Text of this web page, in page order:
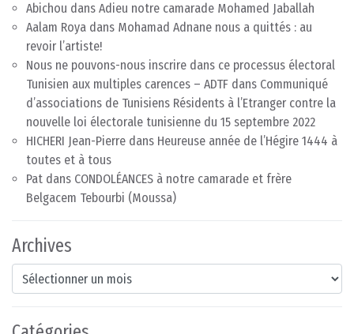
Abichou dans Adieu notre camarade Mohamed Jaballah
Aalam Roya dans Mohamad Adnane nous a quittés : au
revoir l’artiste!
Nous ne pouvons-nous inscrire dans ce processus électoral
Tunisien aux multiples carences – ADTF dans Communiqué
d’associations de Tunisiens Résidents à l’Etranger contre la
nouvelle loi électorale tunisienne du 15 septembre 2022
HICHERI Jean-Pierre dans Heureuse année de l’Hégire 1444 à
toutes et à tous
Pat dans CONDOLÉANCES à notre camarade et frère
Belgacem Tebourbi (Moussa)
Archives
Archives